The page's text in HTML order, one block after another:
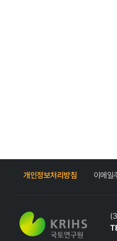
개인정보처리방침 이메일